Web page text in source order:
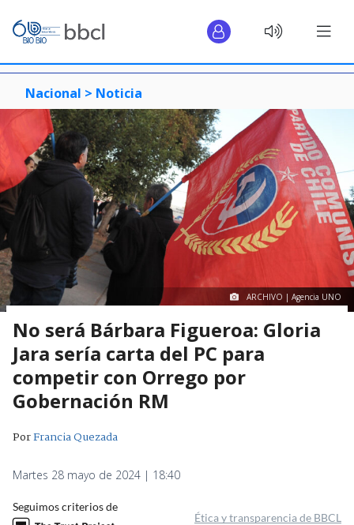
Nacional > Noticia
ARCHIVO | Agencia UNO
No será Bárbara Figueroa: Gloria
Jara sería carta del PC para
competir con Orrego por
Gobernación RM
PorFrancia Quezada
Martes 28 mayo de 2024 | 18:40
Seguimos criterios de
Ética y transparencia de BBCL